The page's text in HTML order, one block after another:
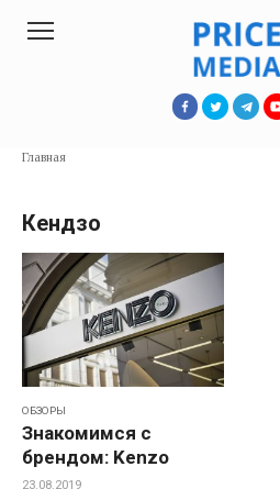
Главная
Кендзо
ОБЗОРЫ
Знакомимся с
брендом: Kenzo
23.08.2019